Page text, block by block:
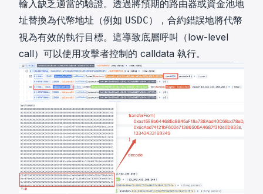
輸入缺乏適當的驗證。透過將預期的路由器或資金池地
址替換為代幣地址（例如 USDC），合約錯誤地將代幣
視為有效的執行目標。這導致底層呼叫（low-level
call）可以使用攻擊者控制的 calldata 執行。